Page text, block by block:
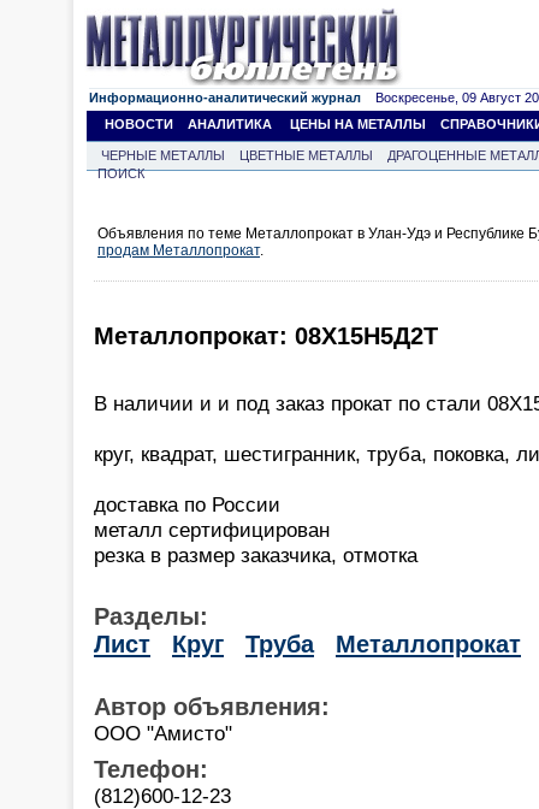
Информационно-аналитический журнал Воскресенье, 09 Август
НОВОСТИ
АНАЛИТИКА ЦЕНЫ НА МЕТАЛЛЫ
ЧЕРНЫЕ МЕТАЛЛЫ ЦВЕТНЫЕ МЕТАЛЛЫ
ДРАГОЦЕННЫЕ
ПОИСК
Объявления по теме Металлопрокат в Улан-Удэ и Республике
продам Металлопрокат.
Металлопрокат: 08Х15Н5Д2Т
В наличии и и под заказ прокат по стали
круг, квадрат, шестигранник, труба, поковка,
доставка по России
металл сертифицирован
резка в размер заказчика, отмотка
Разделы:
Лист
Круг Труба Металлопрокат
Автор объявления:
ООО "Амисто"
Телефон:
(812)600-12-23